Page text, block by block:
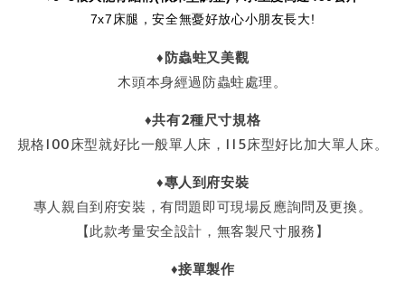
7x7床腿，安全無憂好放心小朋友長大!
♦防蟲蛀又美觀
木頭本身經過防蟲蛀處理。
♦共有2種尺寸規格
規格100床型就好比一般單人床，115床型好比加大單人床。
♦專人到府安裝
專人親自到府安裝，有問題即可現場反應詢問及更換。
【此款考量安全設計，無客製尺寸服務】
♦接單製作